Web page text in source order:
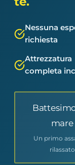
Nessuna
richiesta
Attrezzatura
completa
mare
Un primo
rilassato